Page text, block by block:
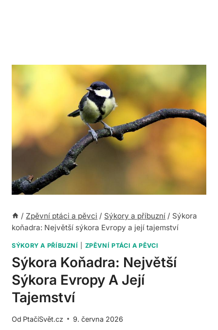
/ Zpěvní ptáci a pěvci / Sýkory a příbuzní / Sýkora
koňadra: Největší sýkora Evropy a její tajemství
SÝKORY A PŘÍBUZNÍ ZPĚVNÍ PTÁCI A PĚVCI
Sýkora Koňadra: Největší
Sýkora Evropy A Její
Tajemství
Od PtačíSvět.cz 9. června 2026